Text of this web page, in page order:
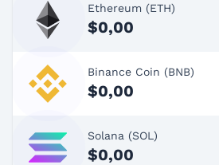
Ethereum (ETH)
$0,00
Binance Coin (BNB)
$0,00
Solana (SOL)
$0,00